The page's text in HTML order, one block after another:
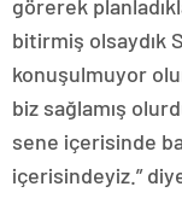
görerek
bitirmiş olsaydık
konuşulmuyor
biz sağlamış
sene içerisinde
içerisindeyiz.”